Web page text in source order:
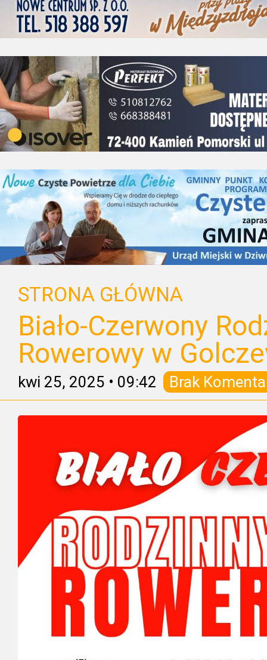
STRONA GŁÓWNA
Biało-Czerwony
Rowerowy w
kwi 25, 2025 • 09:42 Brak